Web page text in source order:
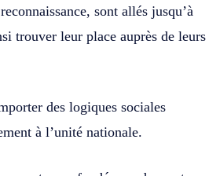
sont allés jusqu’à
trouver leur place auprès de leurs
des logiques sociales
à l’unité nationale.